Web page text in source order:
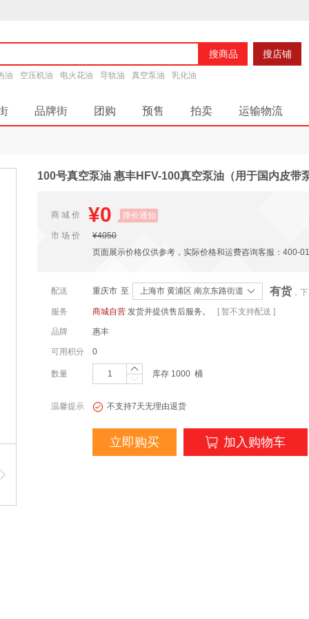
搜商品 搜店铺
油 空压机油 电火花油 导轨油 真空泵油 乳化油
品牌街 团购 预售 拍卖 运输物流
100号真空泵油 惠丰HFV-100真空泵油（用于国内皮带
商 城 价 ¥0 降价通知
市 场 价
¥4050
页面展示价格仅供参考，实际价格和运费咨询客服：400-
配送 重庆市 至 上海市 黄浦区 南京东路街道 有货 ，
服务
商城自营 发货并提供售后服务。 [ 暂不支持配送 ]
品牌 惠丰
可用积分 0
数量 库存 1000 桶
温馨提示 不支持7天无理由退货
立即购买 加入购物车